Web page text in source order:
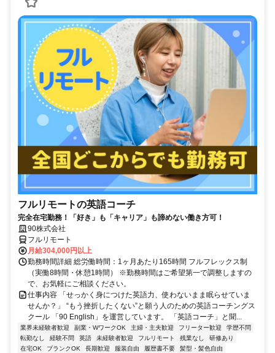
フルリモートの英語コーチ
完全在宅勤務！「好き」も「キャリア」も諦めない働き方可！
90株式会社
フルリモート
月給304,000円以上
勤務時間詳細 総労働時間：1ヶ月あたり165時間 フルフレックス制
（実働8時間・休憩1時間） ※勤務時間はご希望第一で調整しますの
で、お気軽にご相談ください。
仕事内容 「せっかく身につけた英語力、使わないまま眠らせていま
せんか？」 “もう挫折したくない”と願う人のための英語コーチングス
クール 「90 English」を運営しています。 「英語コーチ」と聞...
業界未経験者歓迎 副業・WワークOK 主婦・主夫歓迎 フリーター歓迎
学歴不問
転勤なし
経験不問 英語 未経験者歓迎 フルリモート 残業なし
研修あり
在宅OK
ブランクOK 長期歓迎 服装自由 履歴書不要 髪型・髪色自由